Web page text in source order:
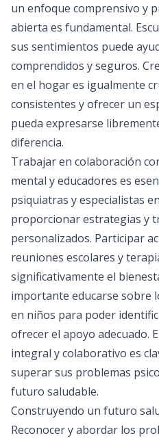
un enfoque comprensivo y
abierta es fundamental.
sus sentimientos puede
comprendidos y seguros.
en el hogar es igualmente
consistentes y ofrecer un
pueda expresarse
diferencia.
Trabajar en colaboración
mental y educadores es
psiquiatras y especialistas
proporcionar estrategias y
personalizados. Participar
reuniones escolares y
significativamente el
importante educarse sobre
en niños para poder
ofrecer el apoyo adecuado.
integral y colaborativo es
superar sus problemas
futuro saludable.
Construyendo un futuro
Reconocer y abordar los